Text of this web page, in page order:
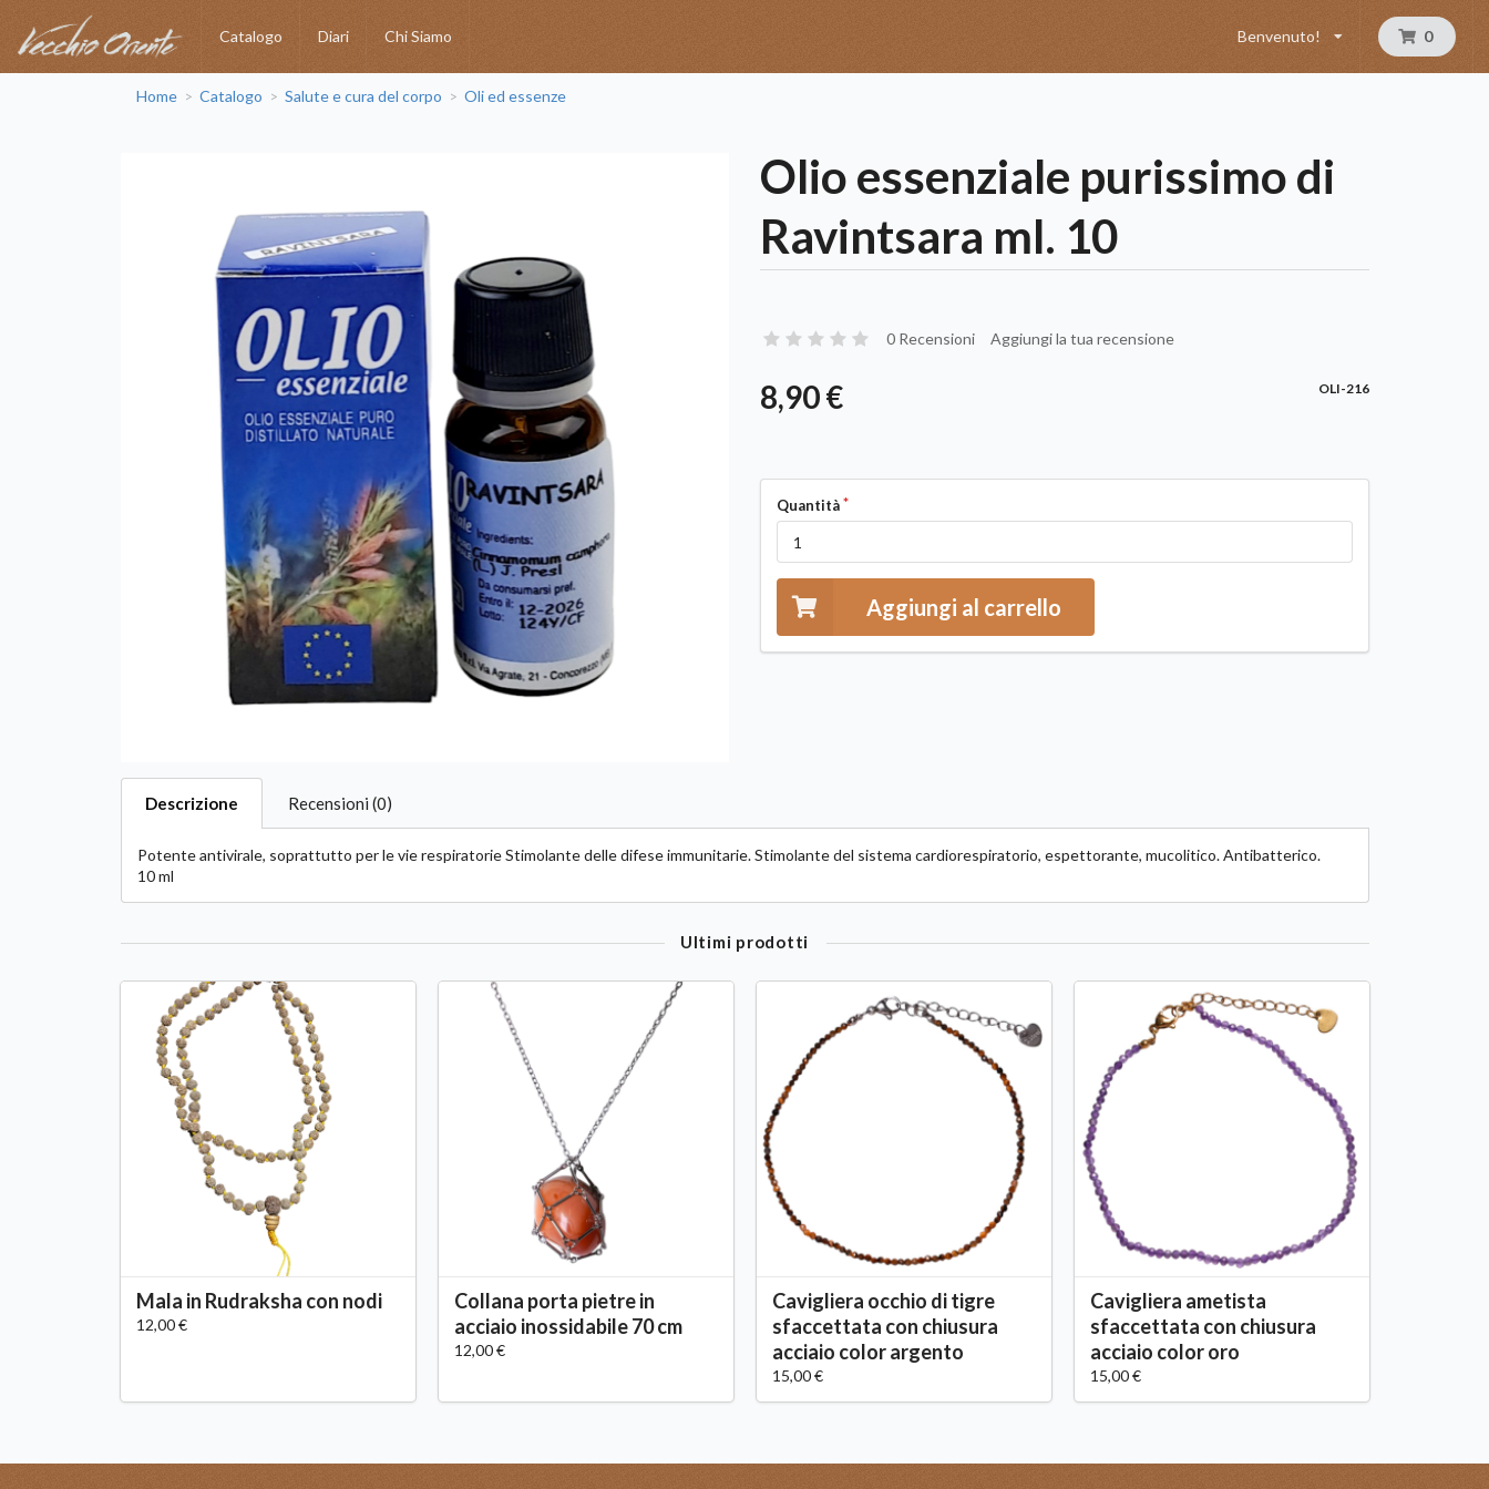
Catalogo Diari Chi Siamo Benvenuto! 0
Home > Catalogo > Salute e cura del corpo > Oli ed essenze
Olio essenziale purissimo di
Ravintsara ml. 10
0 Recensioni Aggiungi la tua recensione
8,90 € OLI-216
Quantità
Aggiungi al carrello
Descrizione Recensioni (0)
Potente antivirale, soprattutto per le vie respiratorie Stimolante delle difese immunitarie. Stimolante del sistema cardiorespiratorio, espettorante, mucolitico. Antibatterico.
10 ml
Ultimi prodotti
Mala in Rudraksha con nodi
12,00 €
Collana porta pietre in
acciaio inossidabile 70 cm
12,00 €
Cavigliera occhio di tigre
sfaccettata con chiusura
acciaio color argento
15,00 €
Cavigliera ametista
sfaccettata con chiusura
acciaio color oro
15,00 €